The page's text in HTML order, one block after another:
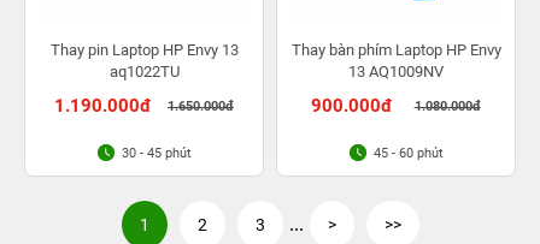
Thay pin Laptop HP Envy 13
aq1022TU
1.190.000đ 1.650.000đ
30 - 45 phút
Thay bàn phím Laptop HP Envy
13 AQ1009NV
900.000đ 1.080.000đ
45 - 60 phút
1 2 3 ... > >>